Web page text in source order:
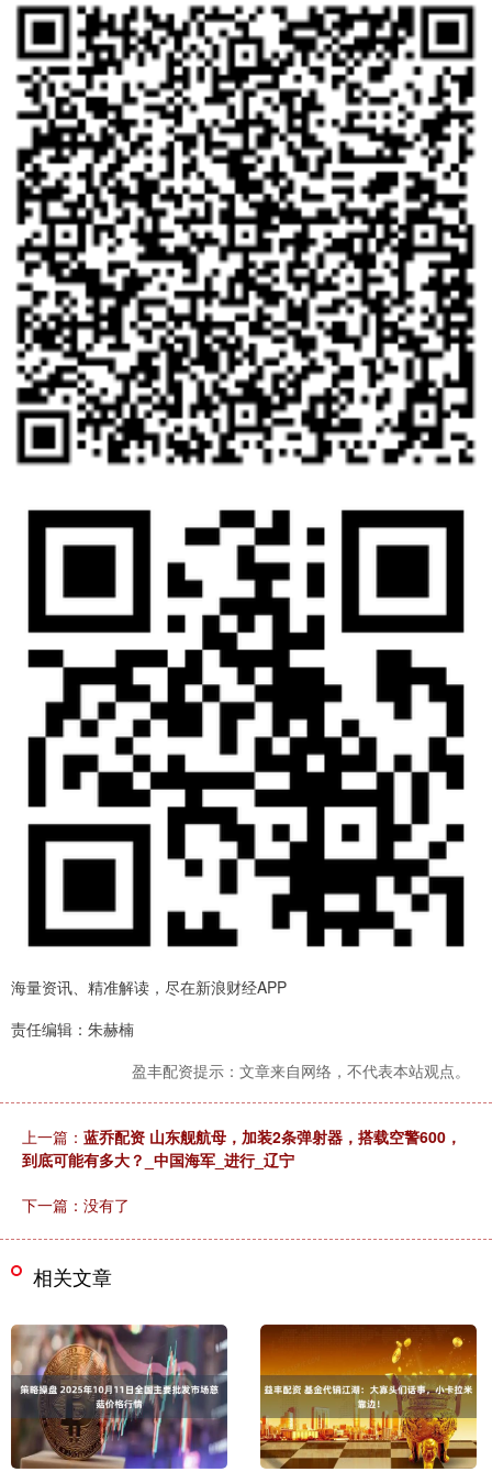
海量资讯、精准解读，尽在新浪财经APP
责任编辑：朱赫楠
盈丰配资提示：文章来自网络，不代表本站观点。
上一篇： 蓝乔配资 山东舰航母，加装2条弹射器，搭载空警600，
到底可能有多大？_中国海军_进行_辽宁
下一篇：没有了
相关文章